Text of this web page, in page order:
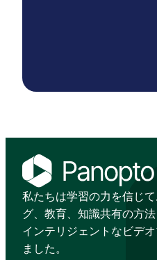
私たちは学習の力を信じ
グ、教育、知識共有の方
インテリジェントなビデ
ました。